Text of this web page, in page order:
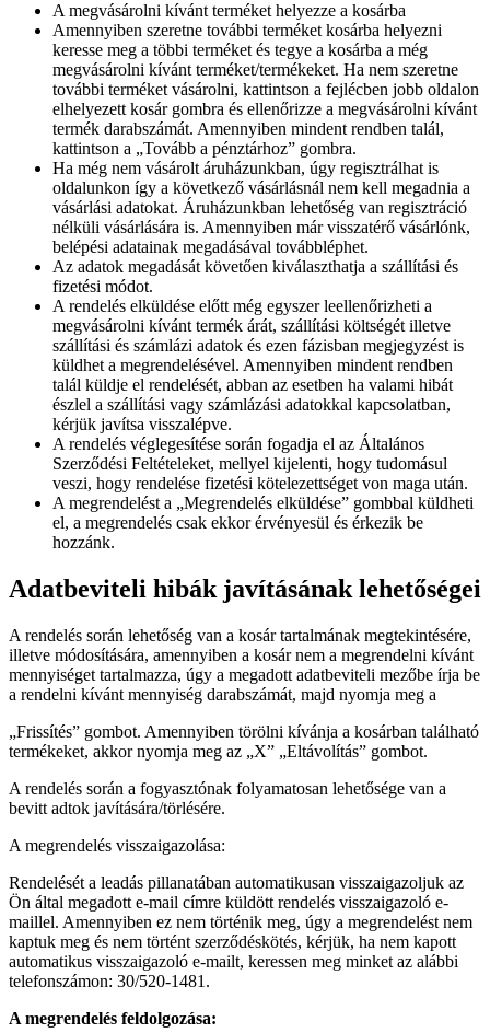
A megvásárolni kívánt terméket helyezze a kosárba
Amennyiben szeretne további terméket kosárba helyezni
keresse meg a többi terméket és tegye a kosárba a még
megvásárolni kívánt terméket/termékeket. Ha nem szeretne
további terméket vásárolni, kattintson a fejlécben jobb oldalon
elhelyezett kosár gombra és ellenőrizze a megvásárolni kívánt
termék darabszámát. Amennyiben mindent rendben talál,
kattintson a „Tovább a pénztárhoz” gombra.
Ha még nem vásárolt áruházunkban, úgy regisztrálhat is
oldalunkon így a következő vásárlásnál nem kell megadnia a
vásárlási adatokat. Áruházunkban lehetőség van regisztráció
nélküli vásárlására is. Amennyiben már visszatérő vásárlónk,
belépési adatainak megadásával továbbléphet.
Az adatok megadását követően kiválaszthatja a szállítási és
fizetési módot.
A rendelés elküldése előtt még egyszer leellenőrizheti a
megvásárolni kívánt termék árát, szállítási költségét illetve
szállítási és számlázi adatok és ezen fázisban megjegyzést is
küldhet a megrendelésével. Amennyiben mindent rendben
talál küldje el rendelését, abban az esetben ha valami hibát
észlel a szállítási vagy számlázási adatokkal kapcsolatban,
kérjük javítsa visszalépve.
A rendelés véglegesítése során fogadja el az Általános
Szerződési Feltételeket, mellyel kijelenti, hogy tudomásul
veszi, hogy rendelése fizetési kötelezettséget von maga után.
A megrendelést a „Megrendelés elküldése” gombbal küldheti
el, a megrendelés csak ekkor érvényesül és érkezik be
hozzánk.
Adatbeviteli hibák javításának lehetőségei
A rendelés során lehetőség van a kosár tartalmának megtekintésére,
illetve módosítására, amennyiben a kosár nem a megrendelni kívánt
mennyiséget tartalmazza, úgy a megadott adatbeviteli mezőbe írja be
a rendelni kívánt mennyiség darabszámát, majd nyomja meg a
„Frissítés” gombot. Amennyiben törölni kívánja a kosárban található
termékeket, akkor nyomja meg az „X” „Eltávolítás” gombot.
A rendelés során a fogyasztónak folyamatosan lehetősége van a
bevitt adtok javítására/törlésére.
A megrendelés visszaigazolása:
Rendelését a leadás pillanatában automatikusan visszaigazoljuk az
Ön által megadott e-mail címre küldött rendelés visszaigazoló e-
maillel. Amennyiben ez nem történik meg, úgy a megrendelést nem
kaptuk meg és nem történt szerződéskötés, kérjük, ha nem kapott
automatikus visszaigazoló e-mailt, keressen meg minket az alábbi
telefonszámon: 30/520-1481.
A megrendelés feldolgozása: